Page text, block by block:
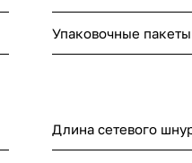
Упаковочные пакеты
Длина сетевого